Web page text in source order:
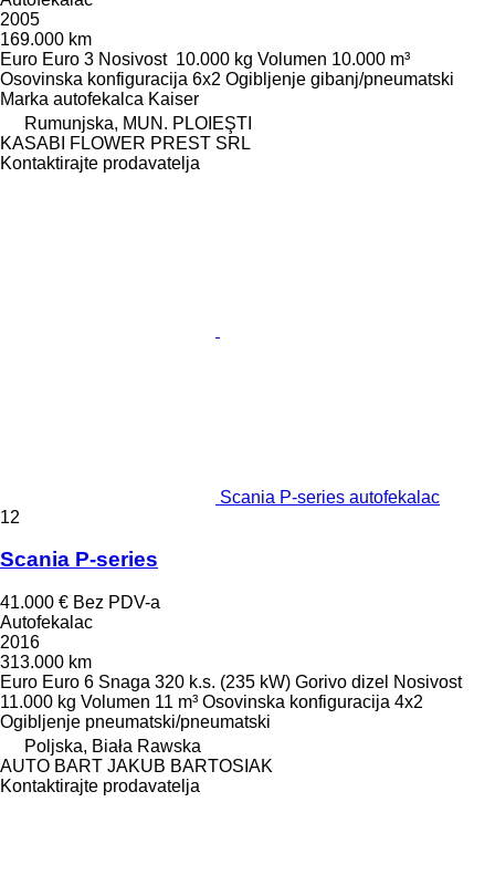
2005
169.000 km
Euro Euro 3 Nosivost 10.000 kg Volumen 10.000 m³
Osovinska konfiguracija 6x2 Ogibljenje gibanj/pneumatski
Marka autofekalca Kaiser
Rumunjska, MUN. PLOIEŞTI
KASABI FLOWER PREST SRL
Kontaktirajte prodavatelja
Scania P-series autofekalac
12
Scania P-series
41.000 € Bez PDV-a
Autofekalac
2016
313.000 km
Euro Euro 6 Snaga 320 k.s. (235 kW) Gorivo dizel Nosivost
11.000 kg Volumen 11 m³ Osovinska konfiguracija 4x2
Ogibljenje pneumatski/pneumatski
Poljska, Biała Rawska
AUTO BART JAKUB BARTOSIAK
Kontaktirajte prodavatelja